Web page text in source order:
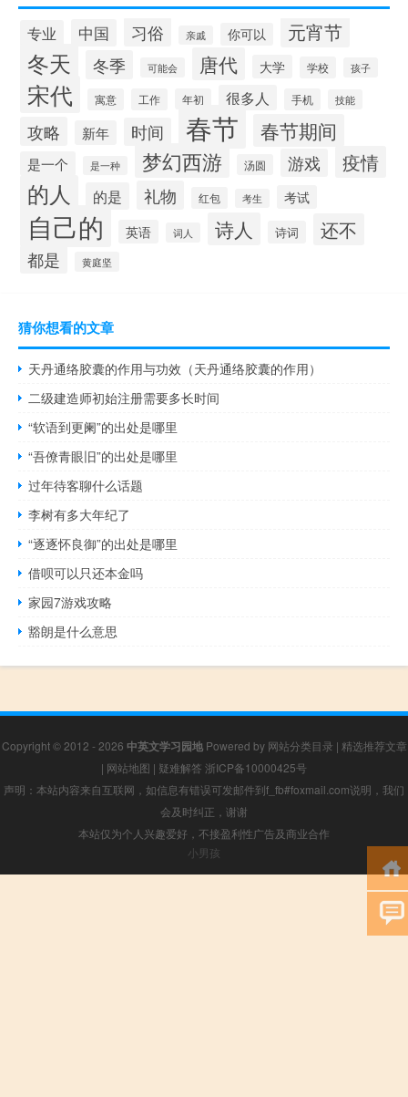
专业 中国 习俗 亲戚 你可以 元宵节
冬天 冬季 可能会 唐代 大学 学校 孩子
宋代 寓意 工作 年初 很多人 手机 技能
攻略 新年 时间 春节 春节期间
是一个 是一种 梦幻西游 汤圆 游戏 疫情
的人 的是 礼物 红包 考生 考试
自己的 英语 词人 诗人 诗词 还不
都是 黄庭坚
猜你想看的文章
天丹通络胶囊的作用与功效（天丹通络胶囊的作用）
二级建造师初始注册需要多长时间
“软语到更阑”的出处是哪里
“吾僚青眼旧”的出处是哪里
过年待客聊什么话题
李树有多大年纪了
“逐逐怀良御”的出处是哪里
借呗可以只还本金吗
家园7游戏攻略
豁朗是什么意思
Copyright © 2012 - 2026 中英文学习园地Powered by 网站分类目录 | 精选推荐文章
| 网站地图 | 疑难解答 浙ICP备10000425号
声明：本站内容来自互联网，如信息有错误可发邮件到f_fb#foxmail.com说明，我们
会及时纠正，谢谢
本站仅为个人兴趣爱好，不接盈利性广告及商业合作
小男孩